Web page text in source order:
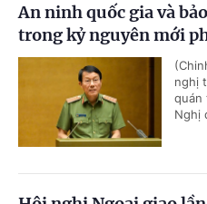
An ninh quốc gia và
trong kỷ nguyên mới
nghị
quán
Nghị